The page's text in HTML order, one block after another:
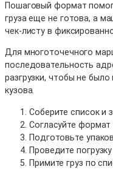
Пошаговый формат
груза еще не готова, а
чек-листу в
Для многоточечного
последовательность
разгрузки, чтобы не
кузова.
Соберите список и
Согласуйте
Подготовьте
Проведите
Примите груз по